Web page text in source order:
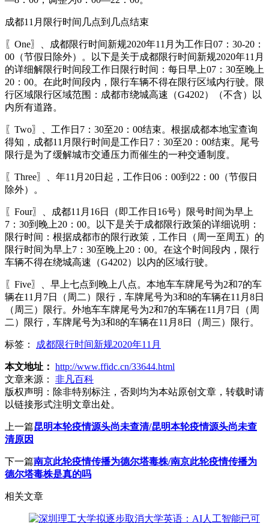
成都11月限行时间几点到几点结束
〖One〗、成都限行时间新规2020年11月为工作日07：30-20：
00（节假日除外）。以下是关于成都限行时间新规2020年11月
的详细解限行时间段工作日限行时间：每日早上07：30至晚上
20：00。在此时间段内，限行车辆不得在限行区域内行驶。限
行区域限行区域范围：成都市绕城高速（G4202）（不含）以
内所有道路。
〖Two〗、工作日7：30至20：00结束。根据成都本地宝查询
得知，成都11月限行时间是工作日7：30至20：00结束。尾号
限行是为了缓解城市交通压力而催生的一种交通制度。
〖Three〗、年11月20日起，工作日06：00到22：00（节假日
除外）。
〖Four〗、成都11月16日（即工作日16号）限号时间为早上
7：30到晚上20：00。以下是关于成都限行政策的详细说明：
限行时间：根据成都市的限行政策，工作日（周一至周五）的
限行时间为早上7：30至晚上20：00。在这个时间段内，限行
车辆不得在绕城高速（G4202）以内的区域行驶。
〖Five〗、早上七点到晚上八点。本地车车牌尾号为2和7的车
辆在11月7日（周二）限行，车牌尾号为3和8的车辆在11月8日
（周三）限行。外地车车牌尾号为2和7的车辆在11月7日（周
二）限行，车牌尾号为3和8的车辆在11月8日（周三）限行。
标签： 成都限行时间新规2020年11月
本文地址： http://www.ffidc.cn/33644.html
文章来源：
非凡百科
版权声明： 除非特别标注，否则均为本站原创文章，转载时请
以链接形式注明文章出处。
上一篇昆明本轮疫情源头尚未查清/昆明本轮疫情源头尚未查
清原因
下一篇南京此轮疫情传播为德尔塔毒株/南京此轮疫情传播为
德尔塔毒株是真的吗
相关文章